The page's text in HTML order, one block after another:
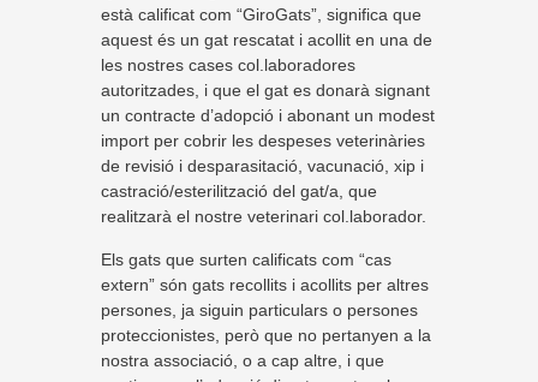
està calificat com “GiroGats”, significa que
aquest és un gat rescatat i acollit en una de
les nostres cases col.laboradores
autoritzades, i que el gat es donarà signant
un contracte d’adopció i abonant un modest
import per cobrir les despeses veterinàries
de revisió i desparasitació, vacunació, xip i
castració/esterilització del gat/a, que
realitzarà el nostre veterinari col.laborador.
Els gats que surten calificats com “cas
extern” són gats recollits i acollits per altres
persones, ja siguin particulars o persones
proteccionistes, però que no pertanyen a la
nostra associació, o a cap altre, i que